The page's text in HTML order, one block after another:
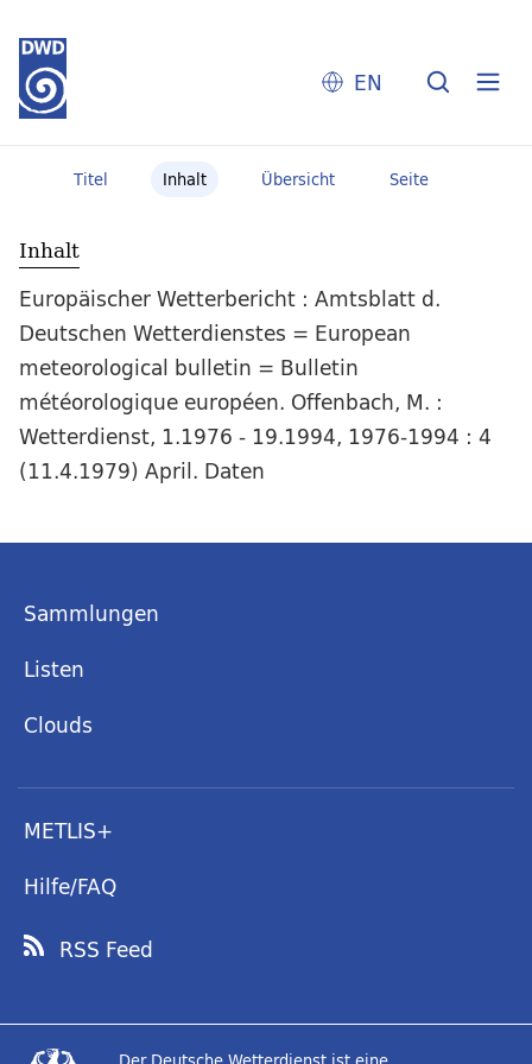
EN
Titel Inhalt Übersicht Seite
Inhalt
Europäischer Wetterbericht : Amtsblatt d.
Deutschen Wetterdienstes = European
meteorological bulletin = Bulletin
météorologique européen. Offenbach, M. :
Wetterdienst, 1.1976 - 19.1994, 1976-1994 : 4
(11.4.1979) April. Daten
Sammlungen
Listen
Clouds
METLIS+
Hilfe/FAQ
RSS Feed